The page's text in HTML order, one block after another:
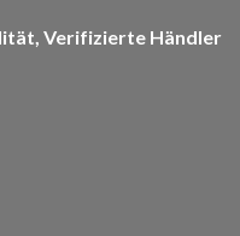
Verifizierte Händler